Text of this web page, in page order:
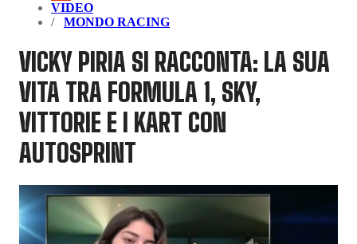
VIDEO
MONDO RACING
VICKY PIRIA SI RACCONTA: LA SUA
VITA TRA FORMULA 1, SKY,
VITTORIE E I KART CON
AUTOSPRINT